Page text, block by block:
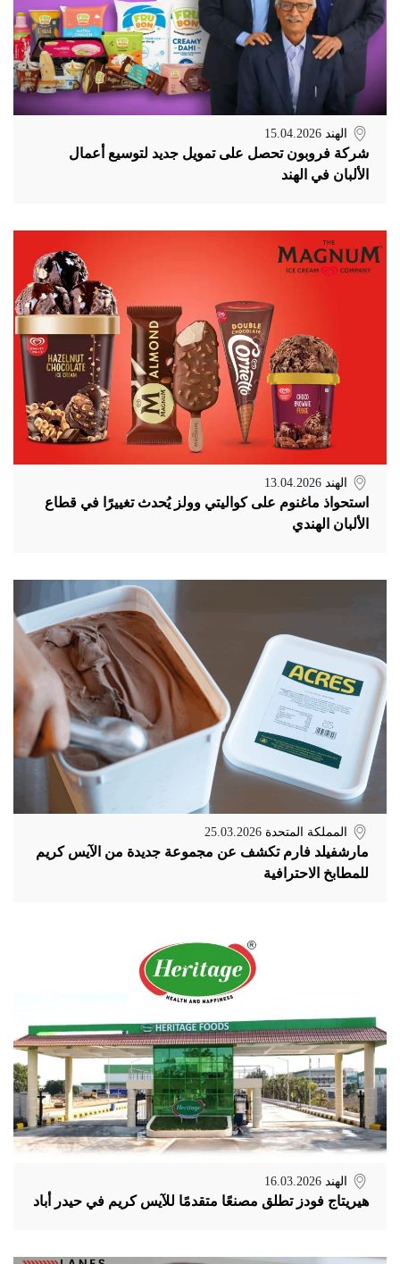
الهند 15.04.2026
شركة فروبون تحصل على تمويل جديد لتوسيع أعمال
الألبان في الهند
الهند 13.04.2026
استحواذ ماغنوم على كواليتي وولز يُحدث تغييرًا في قطاع
الألبان الهندي
المملكة المتحدة 25.03.2026
مارشفيلد فارم تكشف عن مجموعة جديدة من الآيس كريم
للمطابخ الاحترافية
الهند 16.03.2026
هيريتاج فودز تطلق مصنعًا متقدمًا للآيس كريم في حيدر أباد